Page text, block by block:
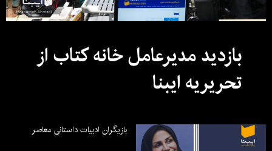
بازدید مدیرعامل خانه کتاب از
تحریریه ایبنا
بازیگران ادبیات داستانی معاصر